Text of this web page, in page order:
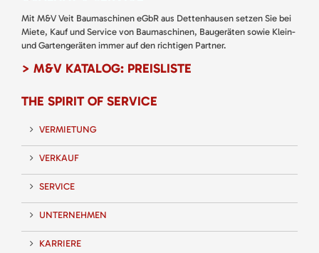
Mit M&V Veit Baumaschinen eGbR aus Dettenhausen setzen Sie bei
Miete, Kauf und Service von Baumaschinen, Baugeräten sowie Klein-
und Gartengeräten immer auf den richtigen Partner.
> M&V KATALOG: PREISLISTE
THE SPIRIT OF SERVICE
VERMIETUNG
VERKAUF
SERVICE
UNTERNEHMEN
KARRIERE